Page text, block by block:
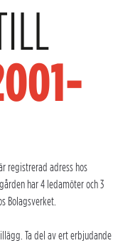
registrerad adress hos
har 4 ledamöter och 3
Bolagsverket.
Ta del av ert erbjudande